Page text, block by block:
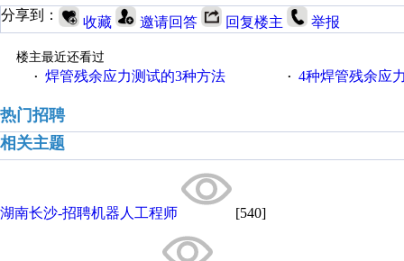
分享到： 收藏 邀请回答 回复楼主 举报
楼主最近还看过
· 焊管残余应力测试的3种方法 · 4种焊管残余应
热门招聘
相关主题
湖南长沙-招聘机器人工程师 [540]